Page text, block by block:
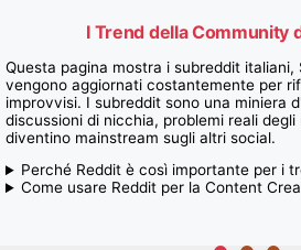
I Trend della Community
Questa pagina mostra i subreddit
vengono aggiornati costantemente per
improvvisi. I subreddit sono una miniera
discussioni di nicchia, problemi reali
diventino mainstream sugli altri social.
Perché Reddit è così importante per i
Come usare Reddit per la Content